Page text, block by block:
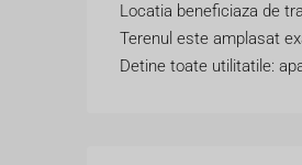
Locatia beneficiaza de
Terenul este amplasat
Detine toate utilitatile: